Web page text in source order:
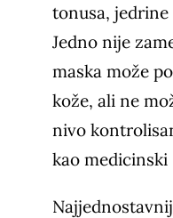
tonusa, jedrine
Jedno nije
maska može
kože, ali ne
nivo
kao